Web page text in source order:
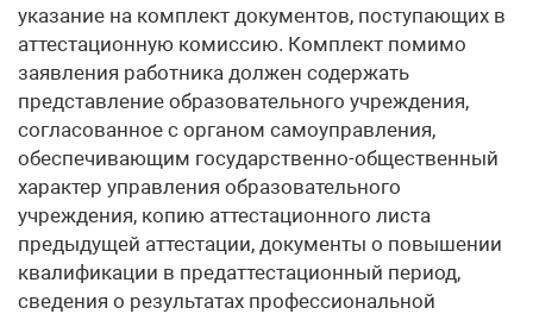
указание на комплект документов, поступающих в
аттестационную комиссию. Комплект помимо
заявления работника должен содержать
представление образовательного учреждения,
согласованное с органом самоуправления,
обеспечивающим государственно-общественный
характер управления образовательного
учреждения, копию аттестационного листа
предыдущей аттестации, документы о повышении
квалификации в предаттестационный период,
сведения о результатах профессиональной